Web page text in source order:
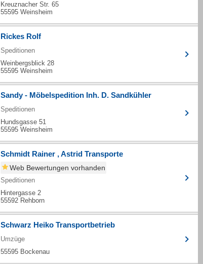
Kreuznacher Str. 65
55595 Weinsheim
Rickes Rolf
Speditionen
Weinbergsblick 28
55595 Weinsheim
Sandy - Möbelspedition Inh. D. Sandkühler
Speditionen
Hundsgasse 51
55595 Weinsheim
Schmidt Rainer , Astrid Transporte
Web Bewertungen vorhanden
Speditionen
Hintergasse 2
55592 Rehborn
Schwarz Heiko Transportbetrieb
Umzüge
55595 Bockenau